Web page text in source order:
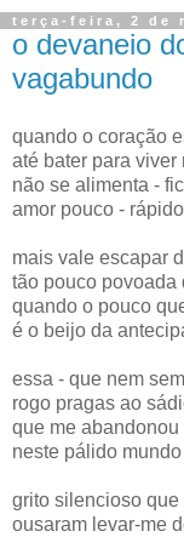
terça-feira, 2 de
o devaneio
vagabundo
quando o coração
até bater para viver
não se alimenta -
amor pouco -
mais vale escapar
tão pouco povoada
quando o pouco
é o beijo da
essa - que nem
rogo pragas ao
que me abandonou
neste pálido
grito silencioso
ousaram levar-me